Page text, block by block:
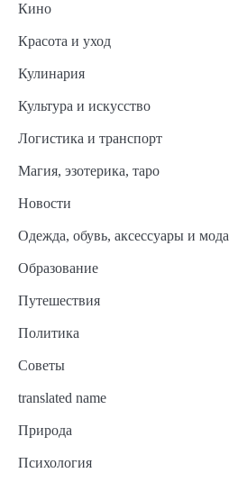
Кино
Красота и уход
Кулинария
Культура и искусство
Логистика и транспорт
Магия, эзотерика, таро
Новости
Одежда, обувь, аксессуары и мода
Образование
Путешествия
Политика
Советы
translated name
Природа
Психология